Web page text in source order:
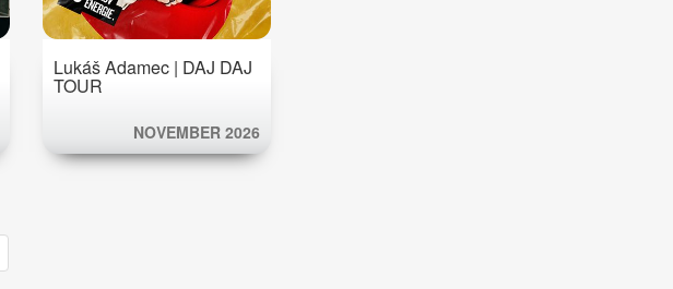
Lukáš Adamec | DAJ DAJ
TOUR
NOVEMBER 2026